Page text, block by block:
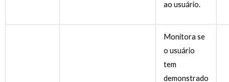
ao usuário.
Monitora se
o usuário
tem
demonstrado